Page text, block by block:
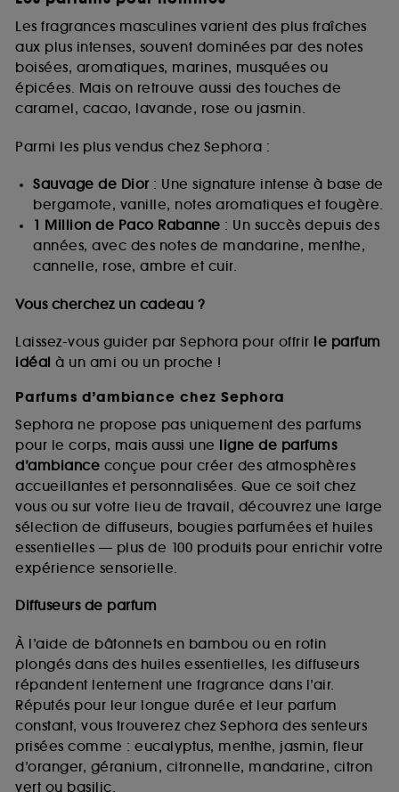
Les fragrances masculines varient des plus fraîches
aux plus intenses, souvent dominées par des notes
boisées, aromatiques, marines, musquées ou
épicées. Mais on retrouve aussi des touches de
caramel, cacao, lavande, rose ou jasmin.
Parmi les plus vendus chez Sephora :
Sauvage de Dior: Une signature intense à base de
bergamote, vanille, notes aromatiques et fougère.
1 Million de Paco Rabanne : Un succès depuis des
années, avec des notes de mandarine, menthe,
cannelle, rose, ambre et cuir.
Vous cherchez un cadeau ?
Laissez-vous guider par Sephora pour offrir le parfum
idéal à un ami ou un proche !
Parfums d’ambiance chez Sephora
Sephora ne propose pas uniquement des parfums
pour le corps, mais aussi une ligne de parfums
d’ambiance conçue pour créer des atmosphères
accueillantes et personnalisées. Que ce soit chez
vous ou sur votre lieu de travail, découvrez une large
sélection de diffuseurs, bougies parfumées et huiles
essentielles — plus de 100 produits pour enrichir votre
expérience sensorielle.
Diffuseurs de parfum
À l’aide de bâtonnets en bambou ou en rotin
plongés dans des huiles essentielles, les diffuseurs
répandent lentement une fragrance dans l’air.
Réputés pour leur longue durée et leur parfum
constant, vous trouverez chez Sephora des senteurs
prisées comme : eucalyptus, menthe, jasmin, fleur
d’oranger, géranium, citronnelle, mandarine, citron
vert ou basilic.